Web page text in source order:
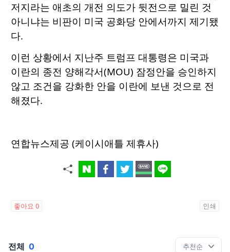
저지라는 애초의 개전 의도가 뒷전으로 밀린 것
아니냐는 비판이 미국 공화당 안에서까지 제기됐
다.
이런 상황에서 지난주 트럼프 대통령은 미국과
이란의 종전 양해각서(MOU) 잠정안을 승인하지
않고 조건을 강화한 안을 이란에 보낸 것으로 전
해졌다.
연합뉴스제공 (케이시애틀 제휴사)
좋아요 0 인쇄
전체 0